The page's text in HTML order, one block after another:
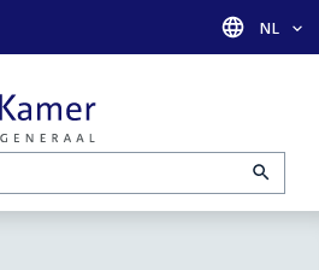
Taal
NL